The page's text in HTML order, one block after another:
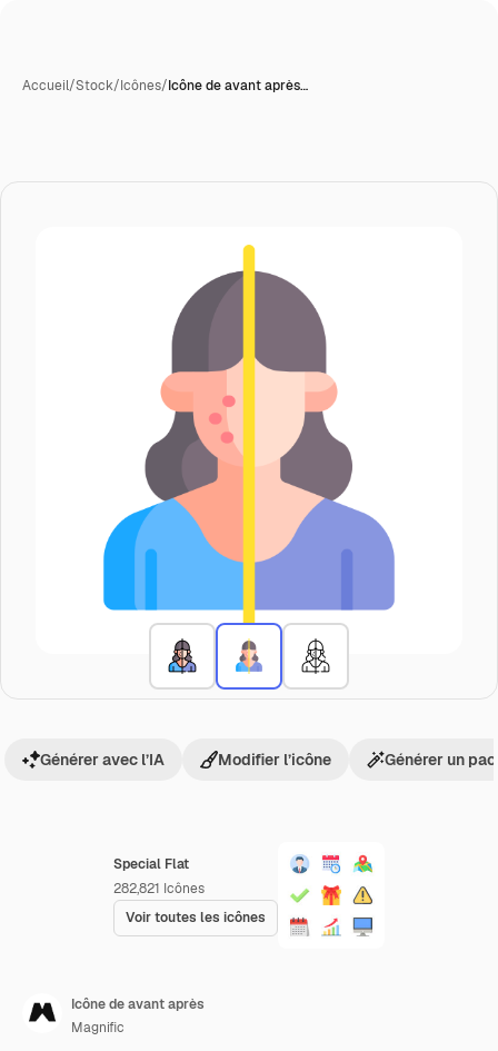
Accueil/Stock/Icônes/Icône de avant après…
Special Flat
282,821 Icônes
Voir toutes les icônes
Générer avec l’IA Modifier l’icône Générer un
Icône de avant après
Magnific